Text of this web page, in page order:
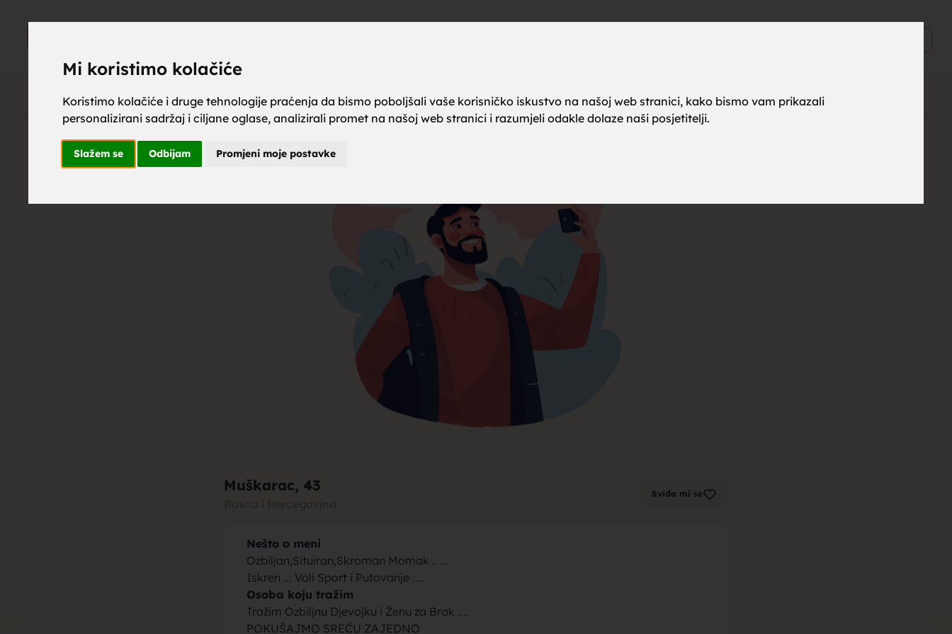
Mi koristimo kolačiće
Koristimo kolačiće i druge tehnologije praćenja da bismo poboljšali vaše korisničko iskustvo na našoj web stranici, kako bismo vam prikazali
personalizirani sadržaj i ciljane oglase, analizirali promet na našoj web stranici i razumjeli odakle dolaze naši posjetitelji.
Slažem se Odbijam Promjeni moje postavke
Muškarac, 43 Sviđa mi se
Nešto o meni
Ozbiljan,Situiran,Skroman Momak .. ...
Iskren ... Voli Sport i Putovanje ....
Osoba koju tražim
Tražim Ozbiljnu Djevojku i Ženu za Brak ....
POKUŠAJMO SREĆU ZAJEDNO
upoznaj za brak, zene za
brak, muskarci za brak,
upoznavanje za brak, tražim
muza za brak, tražim zenu za
brak, devojke za brak sa sela,
momci za brak sa sela, trazim